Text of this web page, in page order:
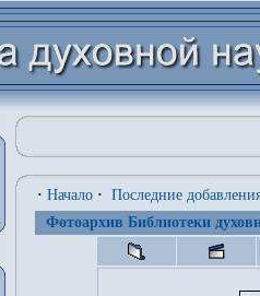
· Начало · Последние
Фотоархив Библиотеки